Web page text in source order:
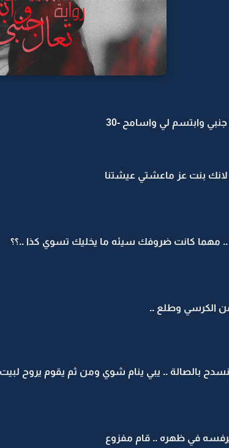
جنبي وابتسم لي واسامح -30
بنت عز ماعشتي عيشتنا
.. مهما كانت ضروفك سيئه ما يخليك تسوي كذا ..؟؟
الكرسي وطلع ..
بالصالة .. يبي ينام شوي ومن ثم يقوم يروح
في ظهره .. قام مفزوع